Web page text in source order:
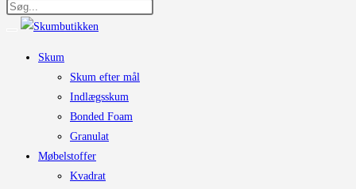
Skum
Skum efter mål
Indlægsskum
Bonded Foam
Granulat
Møbelstoffer
Kvadrat